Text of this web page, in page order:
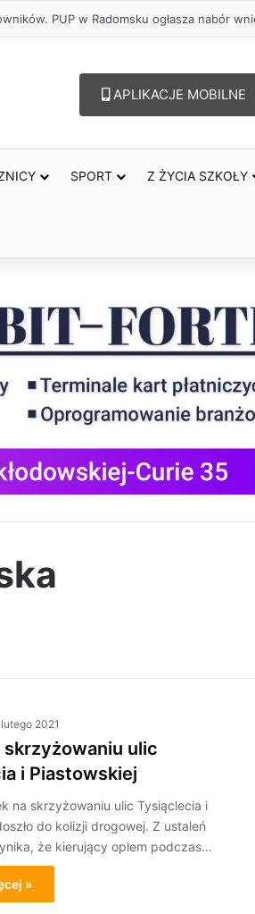
PUP w Radomsku ogłasza nabór
APLIKACJE MOBILNE
SPORT Z ŻYCIA SZKOŁY
lutego 2021
skrzyżowaniu ulic
i Piastowskiej
na skrzyżowaniu ulic Tysiąclecia i
do kolizji drogowej. Z ustaleń
że kierujący oplem podczas…
»